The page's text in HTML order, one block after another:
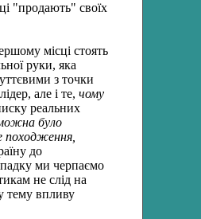
"продають" своїх
місці стоять
руки, яка
з точки
але і те, чому
реальних
було
походження,
до
ми черпаємо
не слід на
тему впливу